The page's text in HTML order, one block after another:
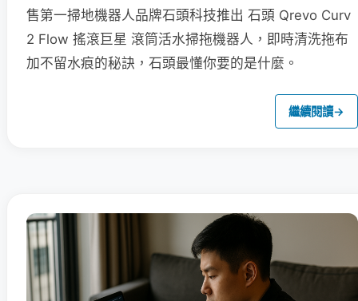
售第一掃地機器人品牌石頭科技推出 石頭 Qrevo Curv
2 Flow 搖滾巨星 滾筒活水掃拖機器人，即時清洗拖布
加不留水痕的秘訣，石頭最懂你要的是什麼。
繼續閱讀→